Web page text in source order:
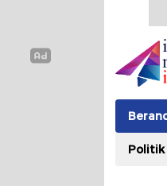
IT-
Update
Politik